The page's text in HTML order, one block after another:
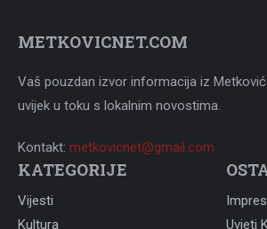
METKOVICNET.COM
Vaš pouzdan izvor informacija iz
uvijek u toku s lokalnim novostima.
Kontakt: metkovicnet@gmail.com
KATEGORIJE
Vijesti
Kultura
Uvjeti